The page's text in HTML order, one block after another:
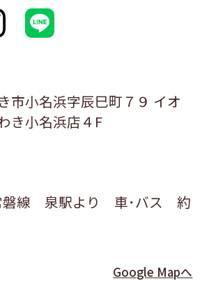
市小名浜字辰巳町７９ イオ
き小名浜店４F
磐線 泉駅より 車･バス 約
Google Mapへ